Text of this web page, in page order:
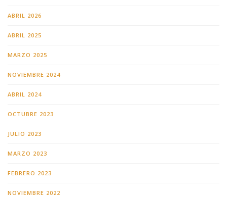
ABRIL 2026
ABRIL 2025
MARZO 2025
NOVIEMBRE 2024
ABRIL 2024
OCTUBRE 2023
JULIO 2023
MARZO 2023
FEBRERO 2023
NOVIEMBRE 2022